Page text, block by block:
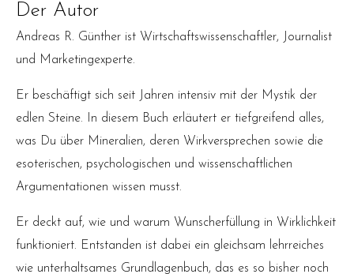
Der Autor
Andreas R. Günther ist Wirtschaftswissenschaftler, Journalist
und Marketingexperte.
Er beschäftigt sich seit Jahren intensiv mit der Mystik der
edlen Steine. In diesem Buch erläutert er tiefgreifend alles,
was Du über Mineralien, deren Wirkversprechen sowie die
esoterischen, psychologischen und wissenschaftlichen
Argumentationen wissen musst.
Er deckt auf, wie und warum Wunscherfüllung in Wirklichkeit
funktioniert. Entstanden ist dabei ein gleichsam lehrreiches
wie unterhaltsames Grundlagenbuch, das es so bisher noch